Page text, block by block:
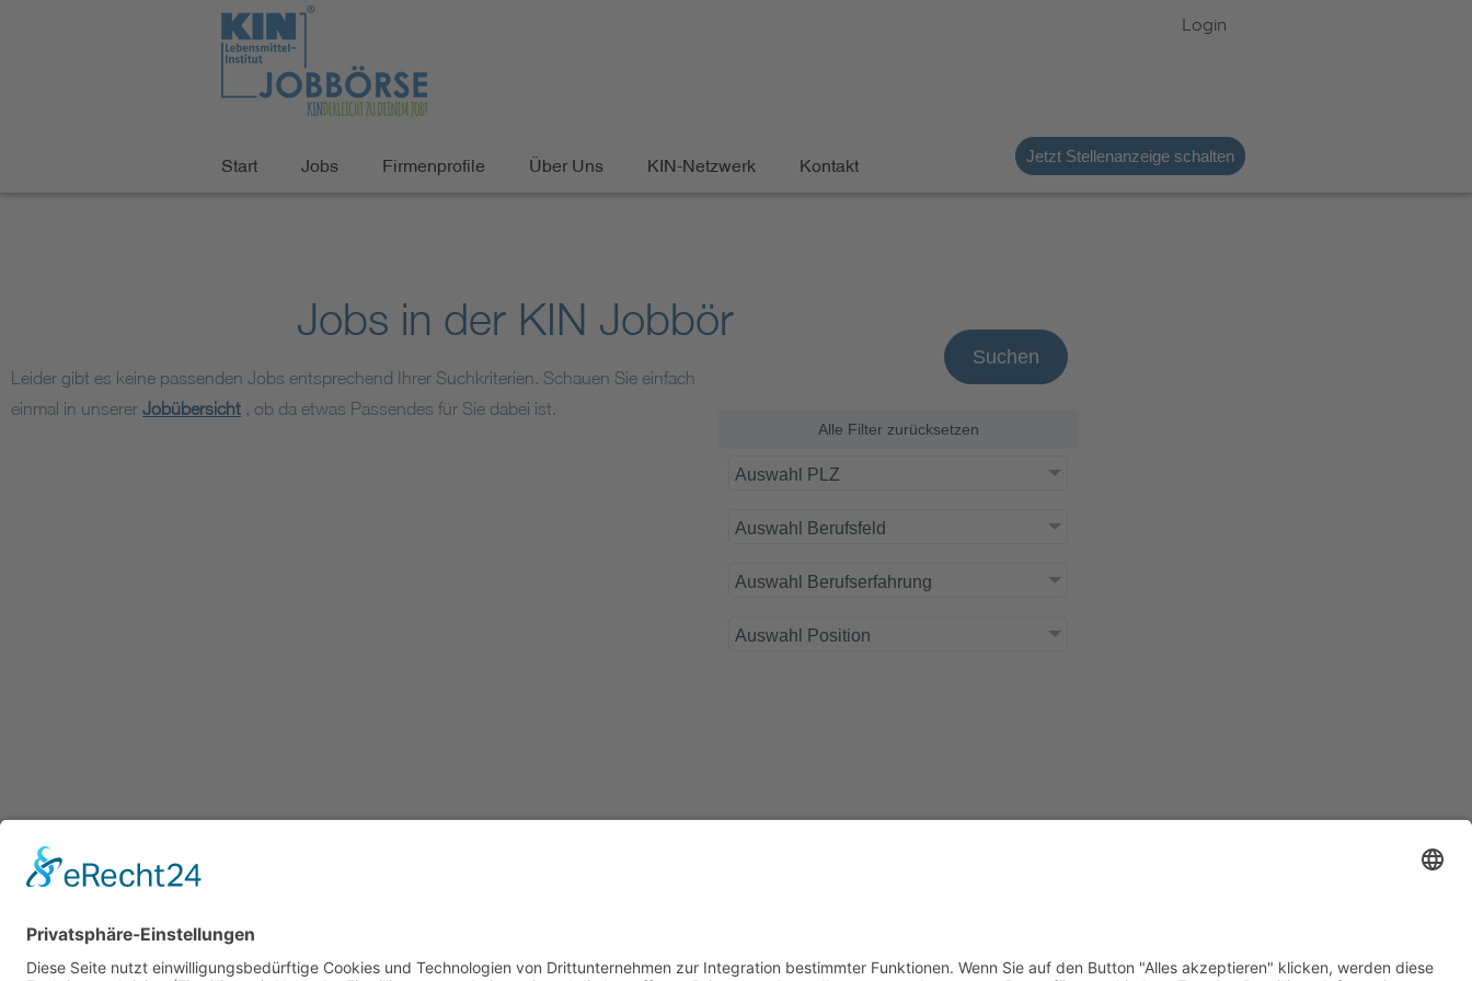
Login
Start Jobs Firmenprofile Über Uns KIN-Netzwerk Kontakt Jetzt Stellenanzeige schalten
Jobs in der KIN Jobbörse
Leider gibt es keine passenden Jobs entsprechend Ihrer Suchkriterien. Schauen Sie einfach
einmal in unserer Jobübersicht , ob da etwas Passendes für Sie dabei ist.
Suchen
Alle Filter zurücksetzen
Auswahl PLZ
Auswahl Berufsfeld
Auswahl Berufserfahrung
Auswahl Position